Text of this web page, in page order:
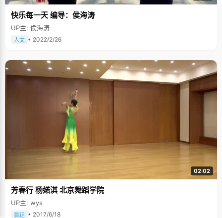
快乐每一天 编导：侯海涛
UP主: 侯海涛
人文 • 2022/2/26
02:02
芳春行 杨婼淇 北京舞蹈学院
UP主: wys
舞蹈 • 2017/6/18